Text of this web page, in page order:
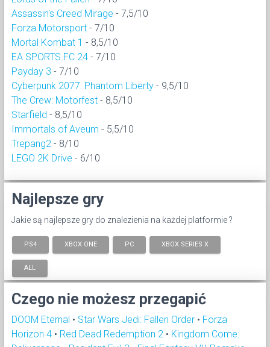
Assassin's Creed Mirage - 7,5/10
Forza Motorsport - 7/10
Mortal Kombat 1 - 8,5/10
EA SPORTS FC 24 - 7/10
Payday 3 - 7/10
Cyberpunk 2077: Phantom Liberty - 9,5/10
The Crew: Motorfest - 8,5/10
Starfield - 8,5/10
Immortals of Aveum - 5,5/10
Trepang2 - 8/10
LEGO 2K Drive - 6/10
Najlepsze gry
Jakie są najlepsze gry do znalezienia na każdej platformie ?
PS4 XBOX ONE PC XBOX SERIES X
ALL
Czego nie możesz przegapić
DOOM Eternal • Star Wars Jedi: Fallen Order • Forza
Horizon 4 • Red Dead Redemption 2 • Kingdom Come: